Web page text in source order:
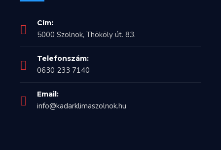
Cím:
5000 Szolnok, Thököly út. 83.
Telefonszám:
0630 233 7140
Email:
info@kadarklimaszolnok.hu